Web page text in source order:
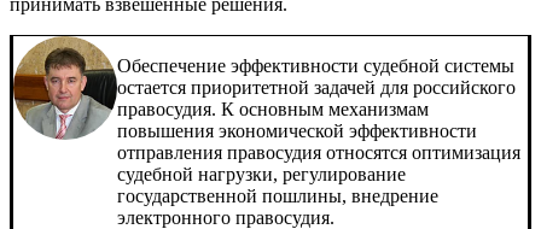
принимать взвешенные решения.
Обеспечение эффективности судебной системы
остается приоритетной задачей для российского
правосудия. К основным механизмам
повышения экономической эффективности
отправления правосудия относятся оптимизация
судебной нагрузки, регулирование
государственной пошлины, внедрение
электронного правосудия.